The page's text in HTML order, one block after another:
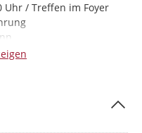
Uhr / Treffen im Foyer
(damals – heute –